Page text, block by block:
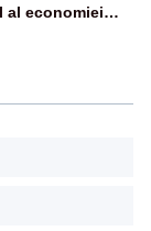
al economiei